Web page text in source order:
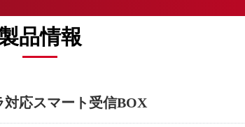
品情報
応スマート受信BOX